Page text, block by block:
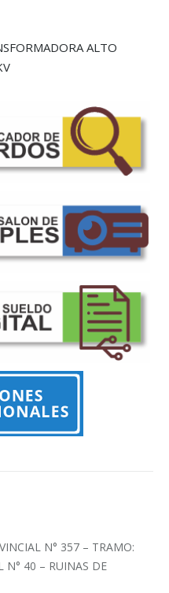
ALTO
N° 357 – TRAMO:
N° 40 – RUINAS DE